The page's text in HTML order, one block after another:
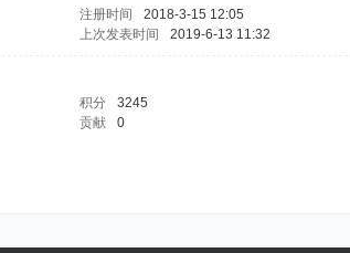
注册时间 2018-3-15 12:05
上次发表时间 2019-6-13 11:32
积分 3245
贡献 0